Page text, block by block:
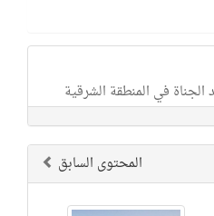
الجناة في المنطقة الشرقية
المحتوى السابق